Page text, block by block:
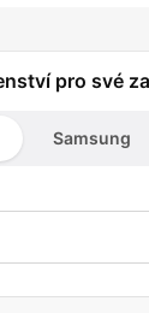
pro své
Samsung